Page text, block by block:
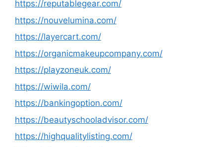
https://reputablegear.com/
https://nouvelumina.com/
https://layercart.com/
https://organicmakeupcompany.com/
https://playzoneuk.com/
https://wiwila.com/
https://bankingoption.com/
https://beautyschooladvisor.com/
https://highqualitylisting.com/